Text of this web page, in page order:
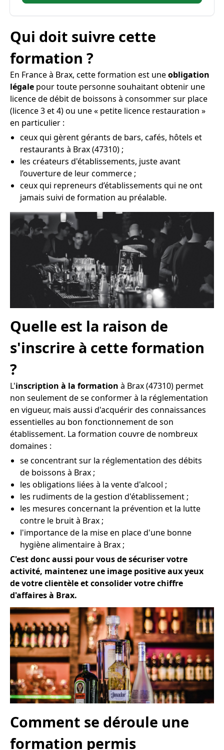
Qui doit suivre cette
formation ?
En France à Brax, cette formation est uneobligation
légale pour toute personne souhaitant obtenir une
licence de débit de boissons à consommer sur place
(licence 3 et 4) ou une « petite licence restauration »
en particulier :
ceux qui gèrent gérants de bars, cafés, hôtels et
restaurants à Brax (47310) ;
les créateurs d'établissements, juste avant
l’ouverture de leur commerce ;
ceux qui repreneurs d’établissements qui ne ont
jamais suivi de formation au préalable.
Quelle est la raison de
s'inscrire à cette formation
?
L'inscription à la formation à Brax (47310) permet
non seulement de se conformer à la réglementation
en vigueur, mais aussi d'acquérir des connaissances
essentielles au bon fonctionnement de son
établissement. La formation couvre de nombreux
domaines :
se concentrant sur la réglementation des débits
de boissons à Brax ;
les obligations liées à la vente d'alcool ;
les rudiments de la gestion d'établissement ;
les mesures concernant la prévention et la lutte
contre le bruit à Brax ;
l'importance de la mise en place d'une bonne
hygiène alimentaire à Brax ;
C'est donc aussi pour vous de sécuriser votre
activité, maintenez une image positive aux yeux
de votre clientèle et consolider votre chiffre
d'affaires à Brax.
Comment se déroule une
formation permis